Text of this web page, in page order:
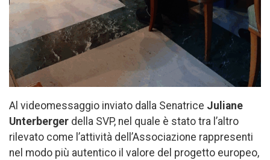
Al videomessaggio inviato dalla Senatrice Juliane
Unterberger della SVP, nel quale è stato tra l’altro
rilevato come l’attività dell’Associazione rappresenti
nel modo più autentico il valore del progetto europeo,